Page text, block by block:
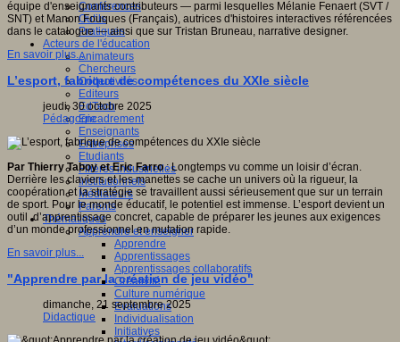
Conférences
Outils
Pratiques
Acteurs de l'éducation
Animateurs
Chercheurs
Collectivités
Editeurs
EdTech
Encadrement
Enseignants
Entreprises
Etudiants
Filières industrielles
Institutionnels
Médiateurs
Parents
Thématiques
Apprendre et enseigner
Apprendre
Apprentissages
Apprentissages collaboratifs
Créativité
Culture numérique
Evaluations
Individualisation
Initiatives
équipe d'enseignants contributeurs — parmi lesquelles Mélanie Fenaert (SVT /
SNT) et Manon Fouques (Français), autrices d'histoires interactives référencées
dans le catalogue — ainsi que sur Tristan Bruneau, narrative designer.
En savoir plus...
L’esport, fabrique de compétences du XXIe siècle
jeudi, 30 octobre 2025
Pédagogie
Par Thierry Taboy et Eric Farro: Longtemps vu comme un loisir d’écran.
Derrière les claviers et les manettes se cache un univers où la rigueur, la
coopération et la stratégie se travaillent aussi sérieusement que sur un terrain
de sport. Pour le monde éducatif, le potentiel est immense. L’esport devient un
outil d’apprentissage concret, capable de préparer les jeunes aux exigences
d’un monde professionnel en mutation rapide.
En savoir plus...
"Apprendre par la création de jeu vidéo"
dimanche, 21 septembre 2025
Didactique